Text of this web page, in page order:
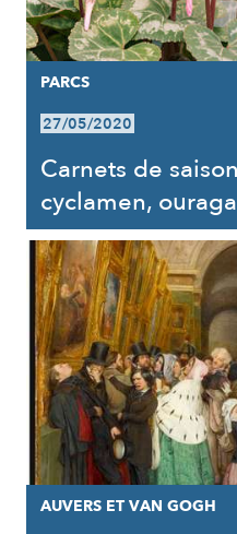
PARCS
27/05/2020
Carnets de
cyclamen,
AUVERS ET VAN GOGH